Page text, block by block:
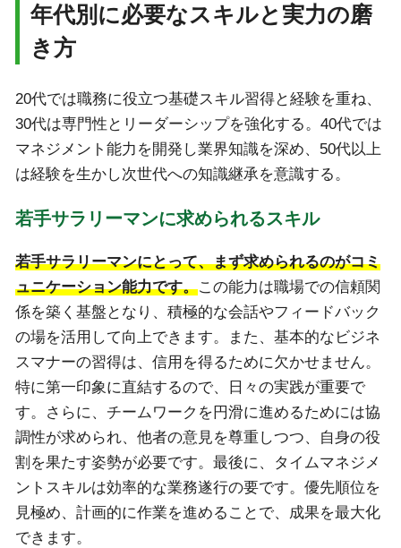
年代別に必要なスキルと実力の磨
き方
20代では職務に役立つ基礎スキル習得と経験を重ね、
30代は専門性とリーダーシップを強化する。40代では
マネジメント能力を開発し業界知識を深め、50代以上
は経験を生かし次世代への知識継承を意識する。
若手サラリーマンに求められるスキル
若手サラリーマンにとって、まず求められるのがコミ
ュニケーション能力です。この能力は職場での信頼関
係を築く基盤となり、積極的な会話やフィードバック
の場を活用して向上できます。また、基本的なビジネ
スマナーの習得は、信用を得るために欠かせません。
特に第一印象に直結するので、日々の実践が重要で
す。さらに、チームワークを円滑に進めるためには協
調性が求められ、他者の意見を尊重しつつ、自身の役
割を果たす姿勢が必要です。最後に、タイムマネジメ
ントスキルは効率的な業務遂行の要です。優先順位を
見極め、計画的に作業を進めることで、成果を最大化
できます。